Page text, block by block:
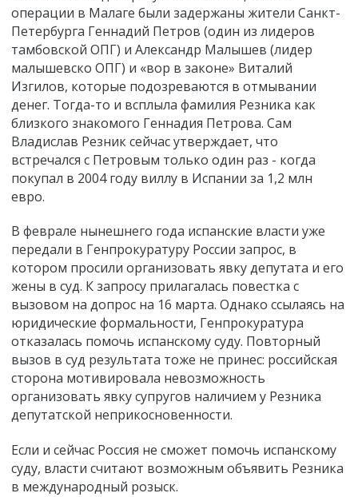
операции в Малаге были задержаны жители Санкт-
Петербурга Геннадий Петров (один из лидеров
тамбовской ОПГ) и Александр Малышев (лидер
малышевско ОПГ) и «вор в законе» Виталий
Изгилов, которые подозреваются в отмывании
денег. Тогда-то и всплыла фамилия Резника как
близкого знакомого Геннадия Петрова. Сам
Владислав Резник сейчас утверждает, что
встречался с Петровым только один раз - когда
покупал в 2004 году виллу в Испании за 1,2 млн
евро.
В феврале нынешнего года испанские власти уже
передали в Генпрокуратуру России запрос, в
котором просили организовать явку депутата и его
жены в суд. К запросу прилагалась повестка с
вызовом на допрос на 16 марта. Однако ссылаясь на
юридические формальности, Генпрокуратура
отказалась помочь испанскому суду. Повторный
вызов в суд результата тоже не принес: российская
сторона мотивировала невозможность
организовать явку супругов наличием у Резника
депутатской неприкосновенности.
Если и сейчас Россия не сможет помочь испанскому
суду, власти считают возможным объявить Резника
в международный розыск.